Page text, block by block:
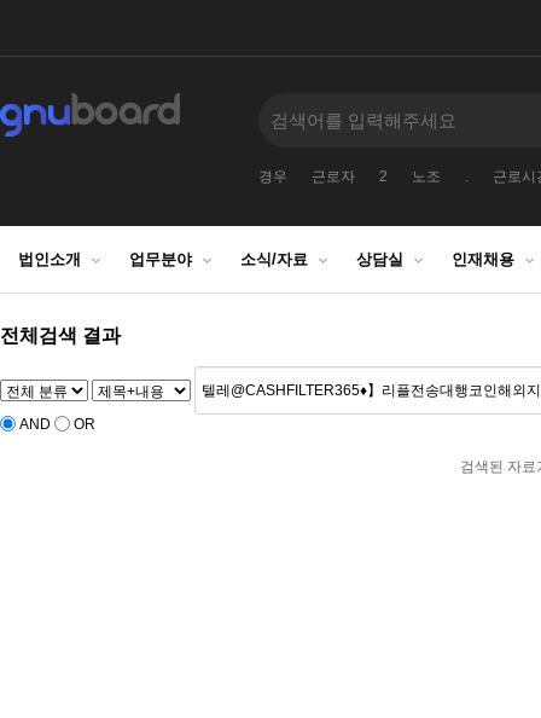
경우 근로자 2 노조 . 근로시
법인소개 업무분야 소식/자료 상담실 인재채용
전체검색 결과
AND OR
검색된 자료